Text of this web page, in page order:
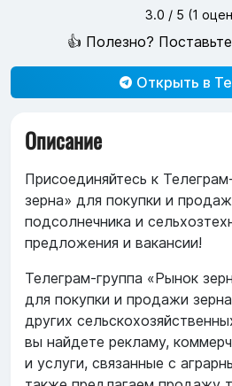
3.0 / 5 (1
👍 Полезно?
Открыть в
Описание
Присоединяйтесь к
зерна» для покупки и
подсолнечника и
предложения и вакансии!
Телеграм-группа «Рынок
для покупки и продажи
других
вы найдете рекламу,
и услуги, связанные с